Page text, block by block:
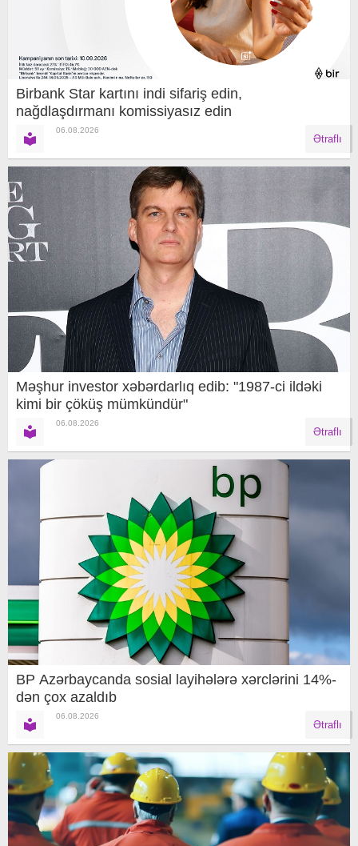
Birbank Star kartını indi sifariş edin,
nağdlaşdırmanı komissiyasız edin
06.08.2026
Ətraflı
Məşhur investor xəbərdarlıq edib: "1987-ci ildəki
kimi bir çöküş mümkündür"
06.08.2026
Ətraflı
BP Azərbaycanda sosial layihələrə xərclərini 14%-
dən çox azaldıb
06.08.2026
Ətraflı